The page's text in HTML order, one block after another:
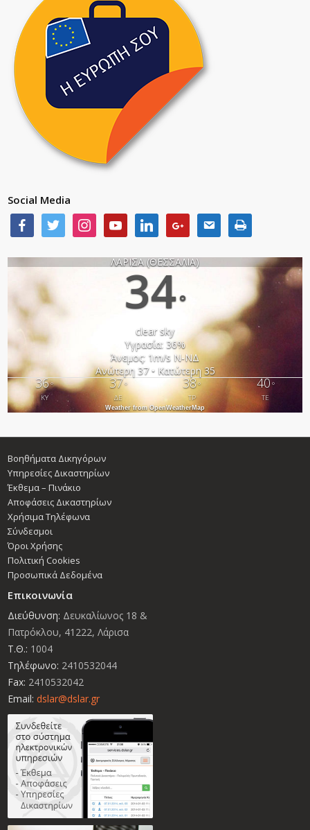
Social Media
ΛΑΡΙΣΑ (ΘΕΣΣΑΛΙΑ)
34°
clear sky
Υγρασία: 36%
Άνεμος: 1m/s Ν-ΝΔ
Ανώτερη 37 • Κατώτερη 35
36°
ΚΥ
37°
ΔΕ
38°
ΤΡ
40°
ΤΕ
Weather from OpenWeatherMap
Βοηθήματα Δικηγόρων
Υπηρεσίες Δικαστηρίων
Έκθεμα – Πινάκιο
Αποφάσεις Δικαστηρίων
Χρήσιμα Τηλέφωνα
Σύνδεσμοι
Όροι Χρήσης
Πολιτική Cookies
Προσωπικά Δεδομένα
Επικοινωνία
Διεύθυνση: Δευκαλίωνος 18 &
Πατρόκλου, 41222, Λάρισα
Τ.Θ.: 1004
Τηλέφωνο: 2410532044
Fax: 2410532042
Email: dslar@dslar.gr